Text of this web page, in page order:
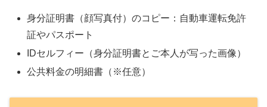
身分証明書（顔写真付）のコピー：自動車運転免許
証やパスポート
IDセルフィー（身分証明書とご本人が写った画像）
公共料金の明細書（※任意）